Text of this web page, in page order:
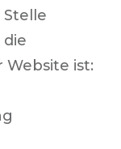
ist: